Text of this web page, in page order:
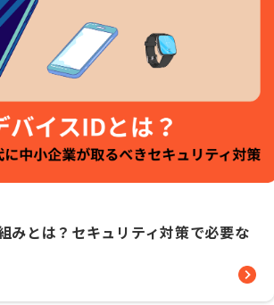
みとは？セキュリティ対策で必要な